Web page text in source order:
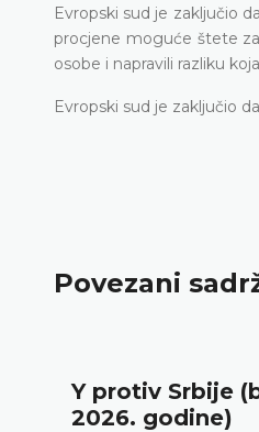
Evropski sud je zaključio
procjene moguće štete
osobe i napravili razliku
Evropski sud je zaključio
Povezani
protiv Srbije (broj
godine)